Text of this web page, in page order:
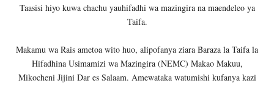
Taasisi hiyo kuwa chachu yauhifadhi wa mazingira na maendeleo ya
Taifa.
Makamu wa Rais ametoa wito huo, alipofanya ziara Baraza la Taifa la
Hifadhina Usimamizi wa Mazingira (NEMC) Makao Makuu,
Mikocheni Jijini Dar es Salaam. Amewataka watumishi kufanya kazi